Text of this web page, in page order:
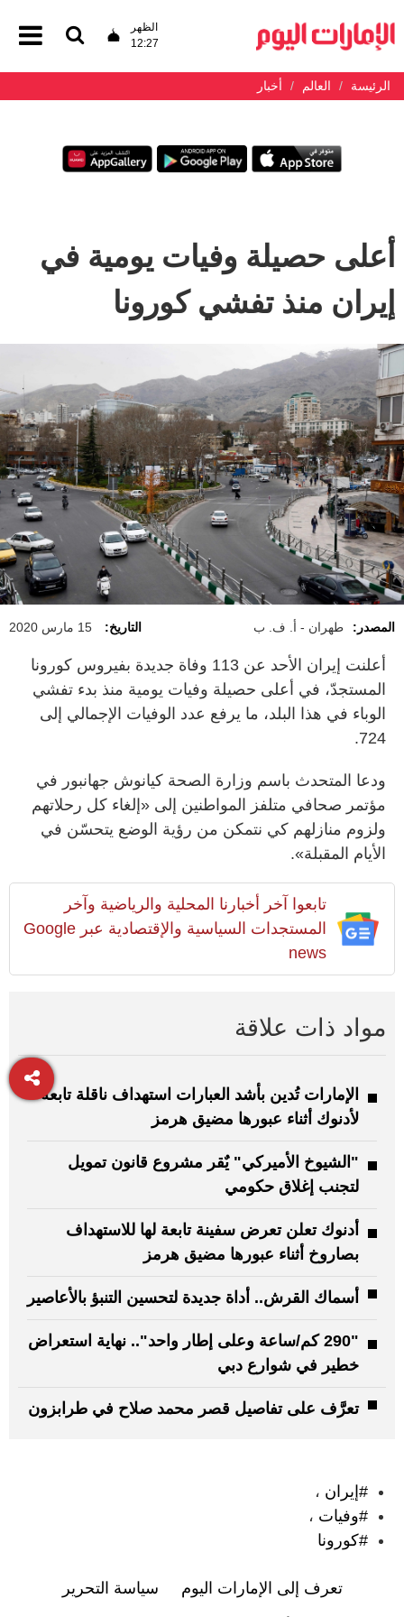
الظهر
12:27
الرئيسة العالم أخبار
أعلى حصيلة وفيات يومية في
إيران منذ تفشي كورونا
المصدر: طهران - أ. ف. ب التاريخ: 15 مارس 2020
أعلنت إيران الأحد عن 113 وفاة جديدة بفيروس كورونا
المستجدّ، في أعلى حصيلة وفيات يومية منذ بدء تفشي
الوباء في هذا البلد، ما يرفع عدد الوفيات الإجمالي إلى
724.
ودعا المتحدث باسم وزارة الصحة كيانوش جهانبور في
مؤتمر صحافي متلفز المواطنين إلى «إلغاء كل رحلاتهم
ولزوم منازلهم كي نتمكن من رؤية الوضع يتحسّن في
الأيام المقبلة».
تابعوا آخر أخبارنا المحلية والرياضية وآخر
المستجدات السياسية والإقتصادية عبر Google
news
مواد ذات علاقة
الإمارات تُدين بأشد العبارات استهداف ناقلة تابعة
لأدنوك أثناء عبورها مضيق هرمز
"الشيوخ الأميركي" يٌقر مشروع قانون تمويل
لتجنب إغلاق حكومي
أدنوك تعلن تعرض سفينة تابعة لها للاستهداف
بصاروخ أثناء عبورها مضيق هرمز
أسماك القرش.. أداة جديدة لتحسين التنبؤ بالأعاصير
"290 كم/ساعة وعلى إطار واحد".. نهاية استعراض
خطير في شوارع دبي
تعرَّف على تفاصيل قصر محمد صلاح في طرابزون
#إيران ،
#وفيات ،
#كورونا
تعرف إلى الإمارات اليوم سياسة التحرير